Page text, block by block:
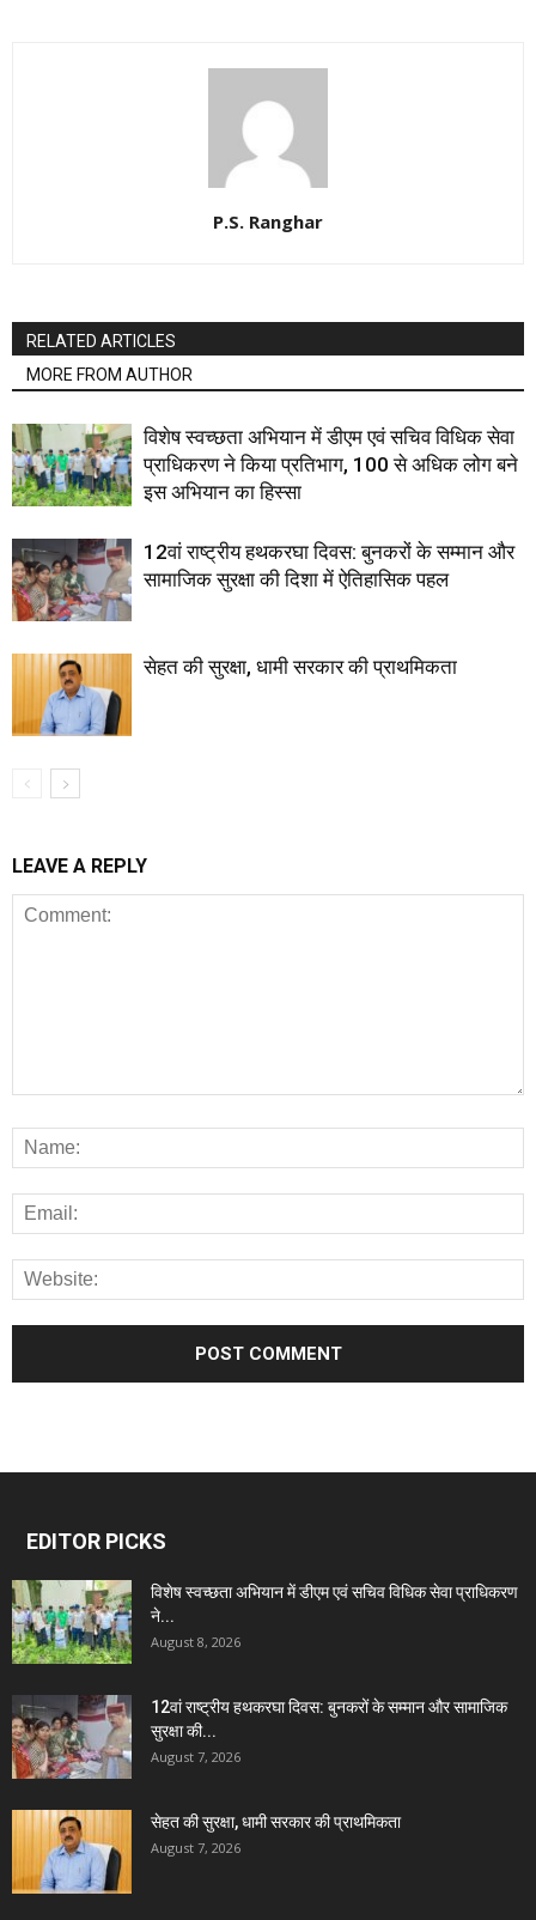
P.S. Ranghar
RELATED ARTICLES
MORE FROM AUTHOR
विशेष स्वच्छता अभियान में डीएम एवं सचिव विधिक सेवा
प्राधिकरण ने किया प्रतिभाग, 100 से अधिक लोग बने
इस अभियान का हिस्सा
12वां राष्ट्रीय हथकरघा दिवस: बुनकरों के सम्मान और
सामाजिक सुरक्षा की दिशा में ऐतिहासिक पहल
सेहत की सुरक्षा, धामी सरकार की प्राथमिकता
LEAVE A REPLY
EDITOR PICKS
विशेष स्वच्छता अभियान में डीएम एवं सचिव विधिक सेवा प्राधिकरण
ने...
August 8, 2026
12वां राष्ट्रीय हथकरघा दिवस: बुनकरों के सम्मान और सामाजिक
सुरक्षा की...
August 7, 2026
सेहत की सुरक्षा, धामी सरकार की प्राथमिकता
August 7, 2026